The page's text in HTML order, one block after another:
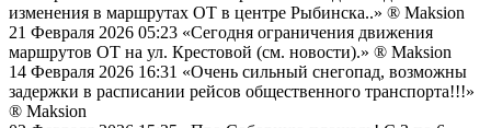
изменения в маршрутах ОТ в центре Рыбинска..» ® Maksion
21 Февраля 2026 05:23 «Сегодня ограничения движения
маршрутов ОТ на ул. Крестовой (см. новости).» ® Maksion
14 Февраля 2026 16:31 «Очень сильный снегопад, возможны
задержки в расписании рейсов общественного транспорта!!!»
® Maksion